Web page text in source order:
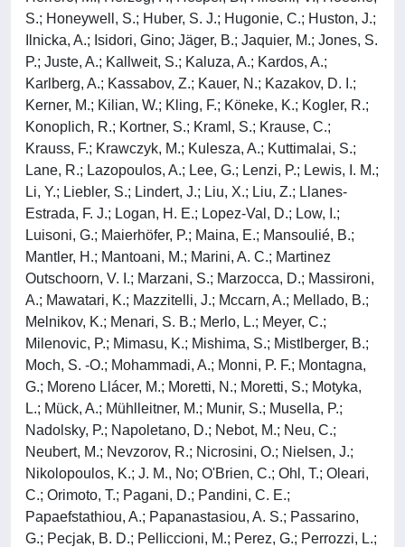
S.; Honeywell, S.; Huber, S. J.; Hugonie, C.; Huston, J.;
Ilnicka, A.; Isidori, Gino; Jäger, B.; Jaquier, M.; Jones, S.
P.; Juste, A.; Kallweit, S.; Kaluza, A.; Kardos, A.;
Karlberg, A.; Kassabov, Z.; Kauer, N.; Kazakov, D. I.;
Kerner, M.; Kilian, W.; Kling, F.; Köneke, K.; Kogler, R.;
Konoplich, R.; Kortner, S.; Kraml, S.; Krause, C.;
Krauss, F.; Krawczyk, M.; Kulesza, A.; Kuttimalai, S.;
Lane, R.; Lazopoulos, A.; Lee, G.; Lenzi, P.; Lewis, I. M.;
Li, Y.; Liebler, S.; Lindert, J.; Liu, X.; Liu, Z.; Llanes-
Estrada, F. J.; Logan, H. E.; Lopez-Val, D.; Low, I.;
Luisoni, G.; Maierhöfer, P.; Maina, E.; Mansoulié, B.;
Mantler, H.; Mantoani, M.; Marini, A. C.; Martinez
Outschoorn, V. I.; Marzani, S.; Marzocca, D.; Massironi,
A.; Mawatari, K.; Mazzitelli, J.; Mccarn, A.; Mellado, B.;
Melnikov, K.; Menari, S. B.; Merlo, L.; Meyer, C.;
Milenovic, P.; Mimasu, K.; Mishima, S.; Mistlberger, B.;
Moch, S. -O.; Mohammadi, A.; Monni, P. F.; Montagna,
G.; Moreno Llácer, M.; Moretti, N.; Moretti, S.; Motyka,
L.; Mück, A.; Mühlleitner, M.; Munir, S.; Musella, P.;
Nadolsky, P.; Napoletano, D.; Nebot, M.; Neu, C.;
Neubert, M.; Nevzorov, R.; Nicrosini, O.; Nielsen, J.;
Nikolopoulos, K.; J. M., No; O'Brien, C.; Ohl, T.; Oleari,
C.; Orimoto, T.; Pagani, D.; Pandini, C. E.;
Papaefstathiou, A.; Papanastasiou, A. S.; Passarino,
G.; Pecjak, B. D.; Pelliccioni, M.; Perez, G.; Perrozzi, L.;